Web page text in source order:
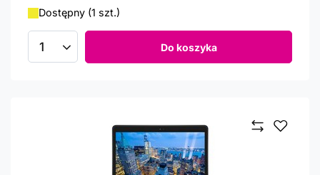
Dostępny (1 szt.)
Ilość produktów Do koszyka